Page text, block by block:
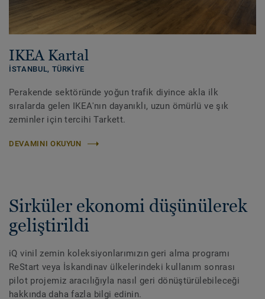
IKEA Kartal
İSTANBUL, TÜRKIYE
Perakende sektöründe yoğun trafik diyince akla ilk
sıralarda gelen IKEA'nın dayanıklı, uzun ömürlü ve şık
zeminler için tercihi Tarkett.
DEVAMINI OKUYUN
Sirküler ekonomi düşünülerek
geliştirildi
iQ vinil zemin koleksiyonlarımızın geri alma programı
ReStart veya İskandinav ülkelerindeki kullanım sonrası
pilot projemiz aracılığıyla nasıl geri dönüştürülebileceği
hakkında daha fazla bilgi edinin.